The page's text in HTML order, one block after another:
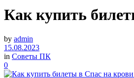
Как купить
by admin
15.08.2023
in Советы ПК
0